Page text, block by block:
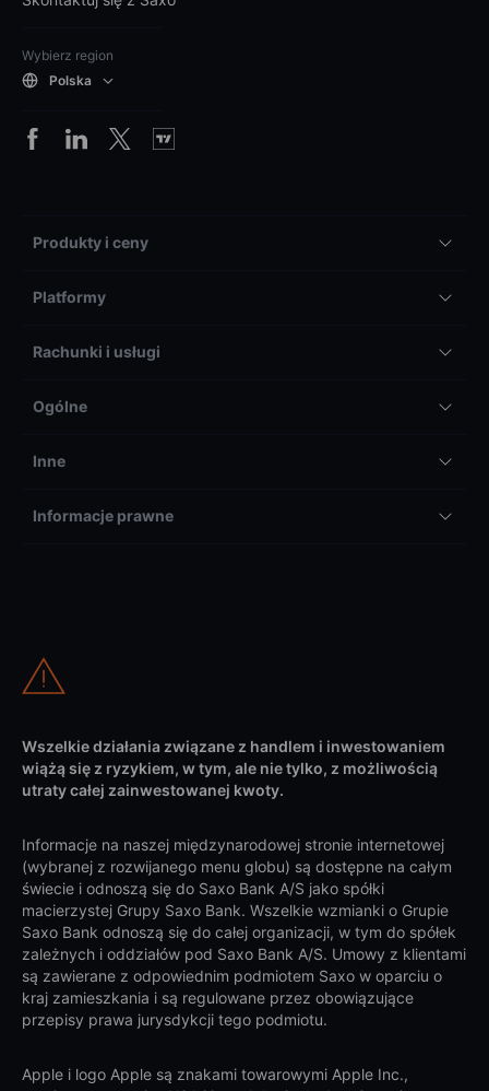
Wybierz region
Polska
Produkty i ceny
Platformy
Rachunki i usługi
Ogólne
Inne
Informacje prawne
Wszelkie działania związane z handlem i inwestowaniem
wiążą się z ryzykiem, w tym, ale nie tylko, z możliwością
utraty całej zainwestowanej kwoty.
Informacje na naszej międzynarodowej stronie internetowej
(wybranej z rozwijanego menu globu) są dostępne na całym
świecie i odnoszą się do Saxo Bank A/S jako spółki
macierzystej Grupy Saxo Bank. Wszelkie wzmianki o Grupie
Saxo Bank odnoszą się do całej organizacji, w tym do spółek
zależnych i oddziałów pod Saxo Bank A/S. Umowy z klientami
są zawierane z odpowiednim podmiotem Saxo w oparciu o
kraj zamieszkania i są regulowane przez obowiązujące
przepisy prawa jurysdykcji tego podmiotu.
Apple i logo Apple są znakami towarowymi Apple Inc.,